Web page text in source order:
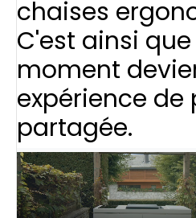
chaises
C'est ainsi
moment
expérience de
partagée.